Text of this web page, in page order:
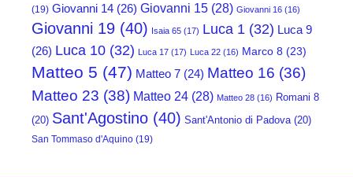
(19) Giovanni 14 (26) Giovanni 15 (28) Giovanni 16 (16)
Giovanni 19 (40) Isaia 65 (17) Luca 1 (32) Luca 9
(26) Luca 10 (32) Luca 17 (17) Luca 22 (16) Marco 8 (23)
Matteo 5 (47) Matteo 7 (24) Matteo 16 (36)
Matteo 23 (38) Matteo 24 (28) Matteo 28 (16) Romani 8
(20) Sant'Agostino (40) Sant'Antonio di Padova(20)
San Tommaso d'Aquino (19)